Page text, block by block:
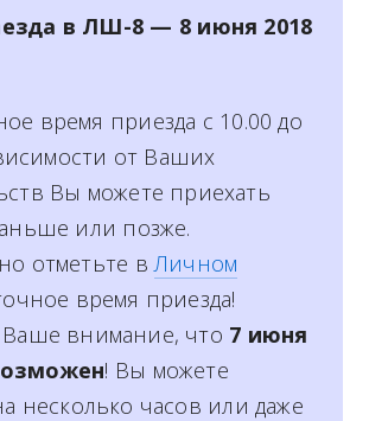
в ЛШ-8 — 8 июня 2018
время приезда с 10.00 до
от Ваших
Вы можете приехать
или позже.
отметьте вЛичном
время приезда!
внимание, что 7 июня
! Вы можете
несколько часов или даже